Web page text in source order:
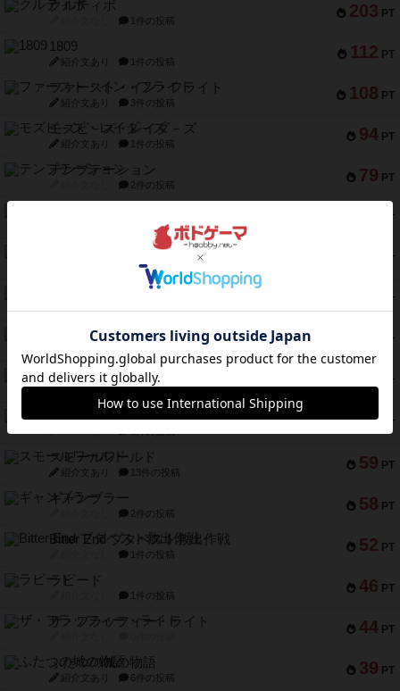
203 PT
クルティボ
1件の投稿
112 PT
1809
紹介文あり 1件の投稿
108 PT
ファースト・イン・フライト
紹介文あり 3件の投稿
94 PT
モズビ－ズ・レイダ－ズ
紹介文あり 1件の投稿
79 PT
テンプテーション
2件の投稿
PT
2件の投稿
PT
8件の投稿
PT
リスボン・トラム 28
PT
アマナイト
PT
ブラヴェスト
紹介文なし 1件の投稿
60 PT
59 PT
スモールワールド
紹介文あり 13件の投稿
58 PT
ギャンブラー
2件の投稿
52 PT
Bitter End ブタペスト救出作戦
1件の投稿
46 PT
ラピード
1件の投稿
44 PT
ザ・フラッフィー・ライト
39 PT
ふたつの城の物語
紹介文あり 6件の投稿